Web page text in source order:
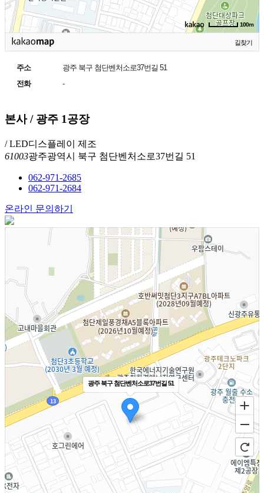
100m
길찾기
주소
광주 북구 첨단벤처소로37번길 51
전화
-
본사 / 광주 1공장
/ LED디스플레이 제조
61003광주광역시 북구 첨단벤처소로37번길 51
062-971-2685
062-971-2684
온라인 문의하기
광주 북구 첨단벤처소로37번길 51